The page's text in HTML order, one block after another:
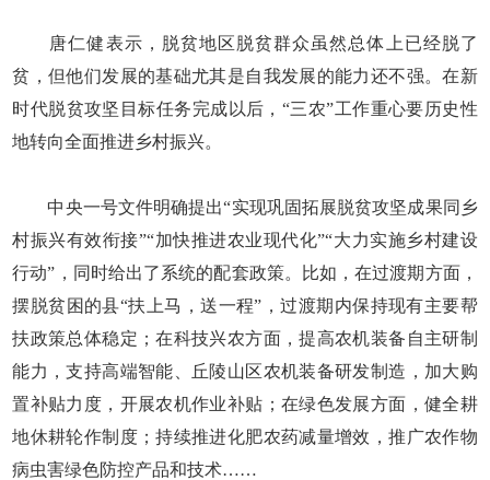
唐仁健表示，脱贫地区脱贫群众虽然总体上已经脱了
贫，但他们发展的基础尤其是自我发展的能力还不强。在新
时代脱贫攻坚目标任务完成以后，“三农”工作重心要历史性
地转向全面推进乡村振兴。
中央一号文件明确提出“实现巩固拓展脱贫攻坚成果同乡
村振兴有效衔接”“加快推进农业现代化”“大力实施乡村建设
行动”，同时给出了系统的配套政策。比如，在过渡期方面，
摆脱贫困的县“扶上马，送一程”，过渡期内保持现有主要帮
扶政策总体稳定；在科技兴农方面，提高农机装备自主研制
能力，支持高端智能、丘陵山区农机装备研发制造，加大购
置补贴力度，开展农机作业补贴；在绿色发展方面，健全耕
地休耕轮作制度；持续推进化肥农药减量增效，推广农作物
病虫害绿色防控产品和技术……